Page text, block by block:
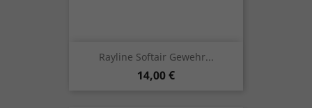
Rayline Softair Gewehr...
Preis
14,00 €